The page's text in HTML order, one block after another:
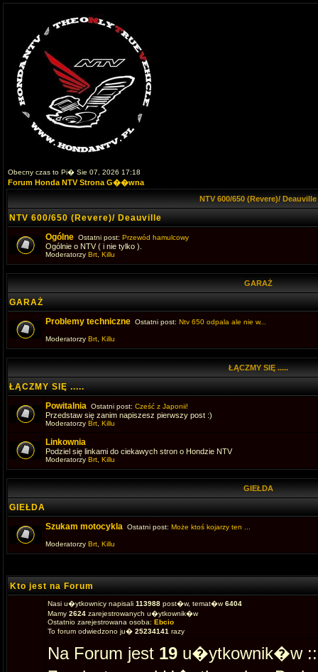
Obecny czas to Pi� Sie 07, 2026 17:18
Forum Honda NTV Strona G��wna
NTV 600/650 (Revere)/ Deauville
NTV 600/650 (Revere)/ Deauville
Ogólne Ostatni post: Przewód hamulcowy
Ogólnie o NTV ( i nie tylko ).
Moderatorzy Brt Killu
GARAŻ
GARAŻ
Problemy techniczne Ostatni post: Ntv 650 odpala ale nie w...
Moderatorzy Brt Killu
ŁĄCZMY SIĘ .....
ŁĄCZMY SIĘ .....
Powitalnia Ostatni post: Cześć z Japonii!
Przedstaw się zanim napiszesz pierwszy post :)
Moderatorzy Brt Killu
Linkownia
Podziel się linkami do ciekawych stron o Hondzie NTV
Moderatorzy Brt Killu
GIEŁDA
GIEŁDA
Szukam motocykla Ostatni post: Może ktoś kojarzy ten ...
Moderatorzy Brt Killu
Kto jest na Forum
Nasi u�ytkownicy napisali 113988 post�w, temat�w6404
Mamy 2624 zarejestrowanych u�ytkownik�w
Ostatnio zarejestrowana osoba: Ebcio
To forum odwiedzono ju� 25234141 razy
Na Forum jest 19 u�ytkownik�w ::